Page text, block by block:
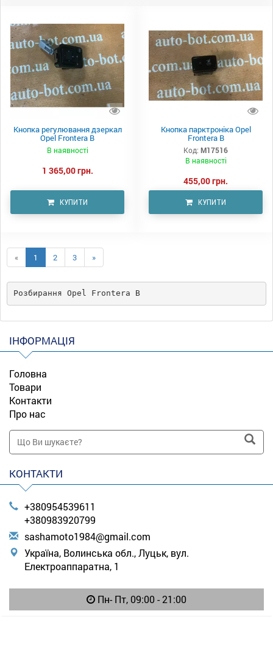
Кнопка регулювання дзеркал
Opel Frontera B
В наявності
1 365,00 грн.
КУПИТИ
Кнопка парктроніка Opel
Frontera B
Код: M17516
В наявності
455,00 грн.
КУПИТИ
« 1 2 3 »
Розбирання Opel Frontera B
ІНФОРМАЦІЯ
Головна
Товари
Контакти
Про нас
КОНТАКТИ
+380954539611
+380983920799
sashamoto1984@gmail.com
Україна, Волинська обл., Луцьк, вул.
Електроаппаратна, 1
Пн- Пт, 09:00 - 21:00